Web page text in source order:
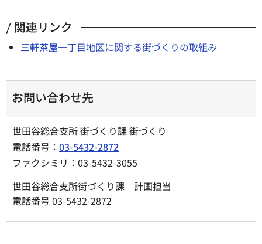
関連リンク
三軒茶屋一丁目地区に関する街づくりの取組み
お問い合わせ先
世田谷総合支所 街づくり課 街づくり
電話番号： 03-5432-2872
ファクシミリ：03-5432-3055
世田谷総合支所街づくり課 計画担当
電話番号 03-5432-2872